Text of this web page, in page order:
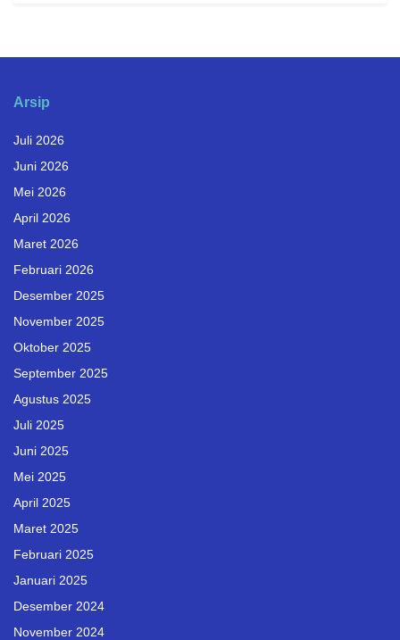
Arsip
Juli 2026
Juni 2026
Mei 2026
April 2026
Maret 2026
Februari 2026
Desember 2025
November 2025
Oktober 2025
September 2025
Agustus 2025
Juli 2025
Juni 2025
Mei 2025
April 2025
Maret 2025
Februari 2025
Januari 2025
Desember 2024
November 2024